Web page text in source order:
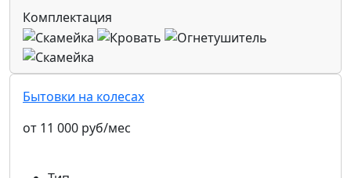
Комплектация
Бытовки на колесах
от 11 000 руб/мес